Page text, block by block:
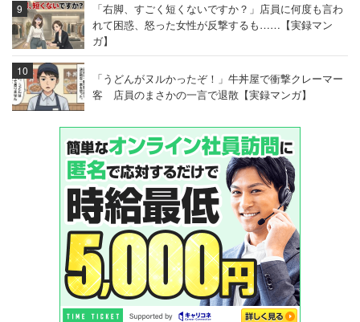
「右脚、すごく短くないですか？」店員に何度も言わ
れて困惑、怒った女性が反撃するも……【実録マン
ガ】
「うどんがヌルかったぞ！」牛丼屋で衝撃クレーマー
客 店員のまさかの一言で退散【実録マンガ】